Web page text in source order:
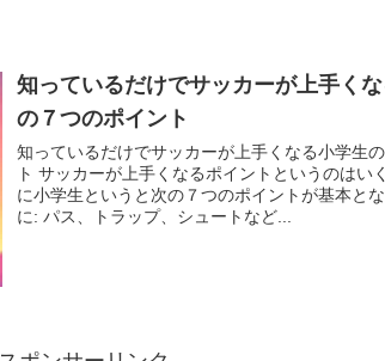
知っているだけでサッカーが上手く
の７つのポイント
知っているだけでサッカーが上手くなる小学生
ト サッカーが上手くなるポイントというのはい
に小学生というと次の７つのポイントが基本と
に: パス、トラップ、シュートなど...